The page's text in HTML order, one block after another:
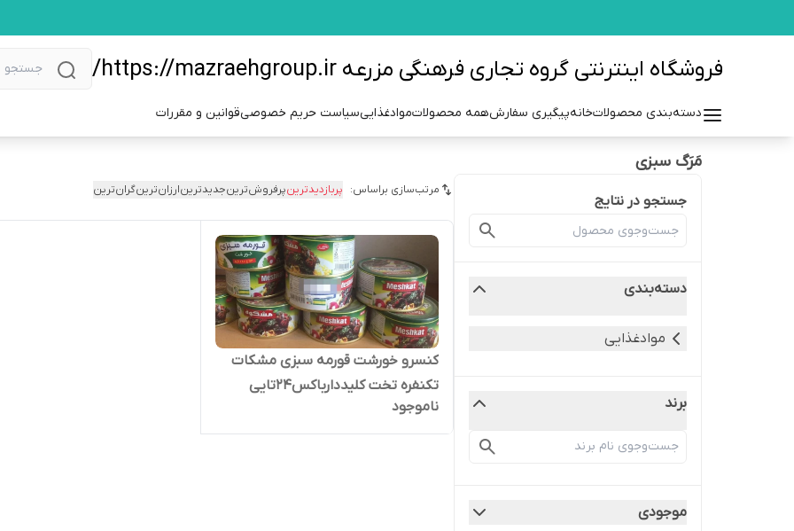
فروشگاه اینترنتی گروه تجاری فرهنگی مزرعه https://mazraehgroup.ir/
دسته‌بندی محصولاتخانهپیگیری سفارشهمه محصولاتموادغذاییسیاست حریم خصوصیقوانین و مقررات
مَرَگ سبزی
جستجو در نتایج
دسته‌بندی
موادغذایی
برند
موجودی
مرتب‌سازی براساس: پربازدیدترینپرفروش‌ترینجدیدترینارزان‌ترینگران‌ترین
کنسرو خورشت قورمه سبزی مشکات
تکنفره تخت کلیددارباکس۲۴تایی
ناموجود